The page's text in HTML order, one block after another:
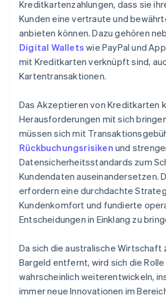
Kreditkartenzahlungen, dass sie
Kunden eine vertraute und
anbieten können. Dazu gehören
Digital Wallets wie PayPal und
mit Kreditkarten verknüpft sind,
Kartentransaktionen.
Das Akzeptieren von Kreditkarten
Herausforderungen mit sich
müssen sich mit
Rückbuchungsrisiken und
Datensicherheitsstandards zum
Kundendaten auseinandersetzen.
erfordern eine durchdachte
Kundenkomfort und fundierte
Entscheidungen in Einklang zu
Da sich die australische Wirtschaft
Bargeld entfernt, wird sich die
wahrscheinlich weiterentwickeln,
immer neue Innovationen im